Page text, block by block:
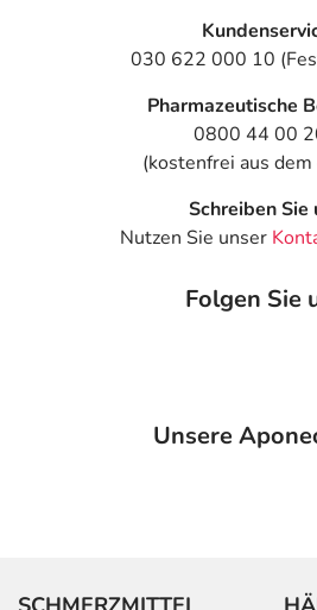
030 622 000 10
Pharmazeutische
0800 44 00
(kostenfrei aus
Schreiben Sie
Nutzen Sie unser
Folgen Sie
Unsere